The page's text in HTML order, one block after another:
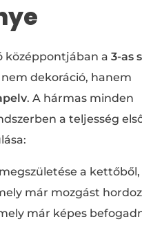
középpontjában a 3-as
dekoráció, hanem
. A hármas minden
a teljesség
a kettőből,
már mozgást
már képes